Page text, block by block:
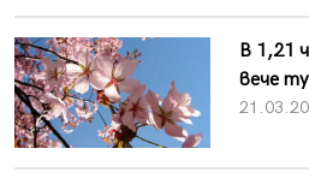
В 1,21
вече